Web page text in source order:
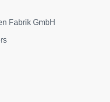
Fabrik GmbH